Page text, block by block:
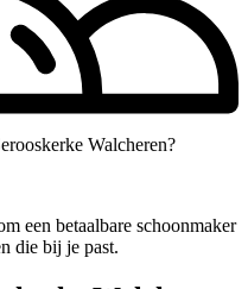
Walcheren?
een betaalbare schoonmaker
die bij je past.